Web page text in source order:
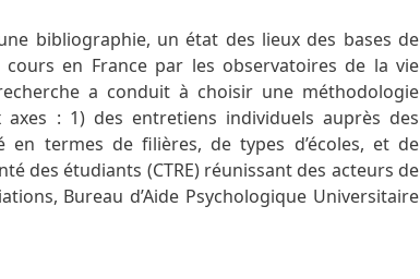
bibliographie, un état des lieux des bases de
en France par les observatoires de la vie
a conduit à choisir une méthodologie
axes : 1) des entretiens individuels auprès des
termes de filières, de types d’écoles, et de
des étudiants (CTRE) réunissant des acteurs de
Bureau d’Aide Psychologique Universitaire